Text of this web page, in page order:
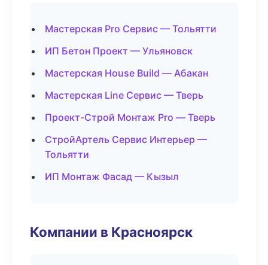
Мастерская Pro Сервис — Тольятти
ИП Бетон Проект — Ульяновск
Мастерская House Build — Абакан
Мастерская Line Сервис — Тверь
Проект-Строй Монтаж Pro — Тверь
СтройАртель Сервис Интерьер —
Тольятти
ИП Монтаж Фасад — Кызыл
Компании в Красноярск